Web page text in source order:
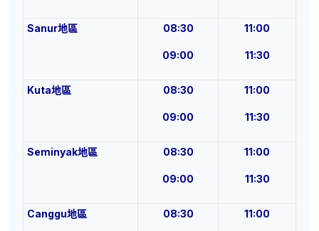
Sanur地區 08:30
09:00
11:00
11:30
Kuta地區 08:30
09:00
11:00
11:30
Seminyak地區 08:30
09:00
11:00
11:30
Canggu地區 08:30 11:00